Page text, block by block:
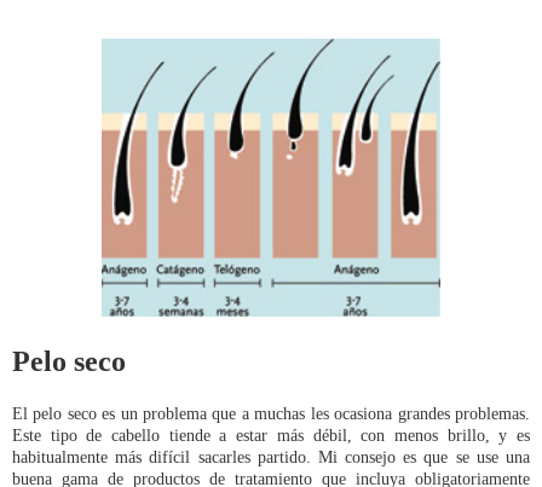
Pelo seco
El pelo seco es un problema que a muchas les ocasiona grandes problemas.
Este tipo de cabello tiende a estar más débil, con menos brillo, y es
habitualmente más difícil sacarles partido. Mi consejo es que se use una
buena gama de productos de tratamiento que incluya obligatoriamente